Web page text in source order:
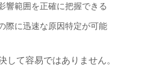
響範囲を正確に把握できる
際に迅速な原因特定が可能
して容易ではありません。